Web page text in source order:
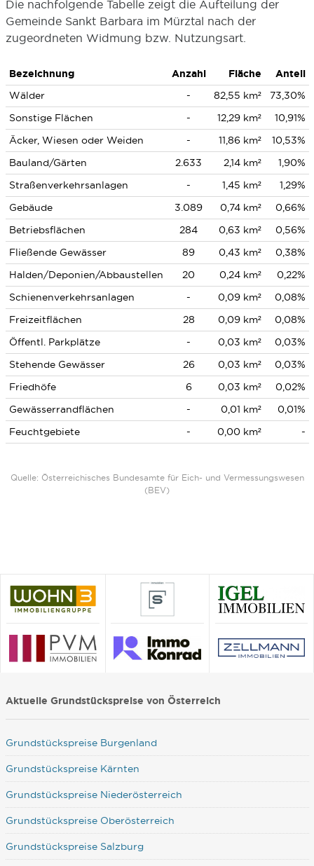
Die nachfolgende Tabelle zeigt die Aufteilung der
Gemeinde Sankt Barbara im Mürztal nach der
zugeordneten Widmung bzw. Nutzungsart.
Bezeichnung Anzahl Fläche
Anteil
Wälder
- 82,55 km²
73,30%
Sonstige Flächen
- 12,29 km²
10,91%
Äcker, Wiesen oder Weiden
- 11,86 km²
10,53%
Bauland/Gärten
2.633 2,14 km²
1,90%
Straßenverkehrsanlagen
- 1,45 km²
1,29%
Gebäude
3.089 0,74 km²
0,66%
Betriebsflächen
284 0,63 km²
0,56%
Fließende Gewässer
89 0,43 km²
0,38%
Halden/Deponien/Abbaustellen
20 0,24 km²
0,22%
Schienenverkehrsanlagen
- 0,09 km²
0,08%
Freizeitflächen
28 0,09 km²
0,08%
Öffentl. Parkplätze
- 0,03 km²
0,03%
Stehende Gewässer
26 0,03 km²
0,03%
Friedhöfe
6 0,03 km²
0,02%
Gewässerrandflächen
- 0,01 km²
0,01%
Feuchtgebiete
- 0,00 km² -
Quelle: Österreichisches Bundesamte für Eich- und Vermessungswesen
(BEV)
Aktuelle Grundstückspreise von Österreich
Grundstückspreise Burgenland
Grundstückspreise Kärnten
Grundstückspreise Niederösterreich
Grundstückspreise Oberösterreich
Grundstückspreise Salzburg